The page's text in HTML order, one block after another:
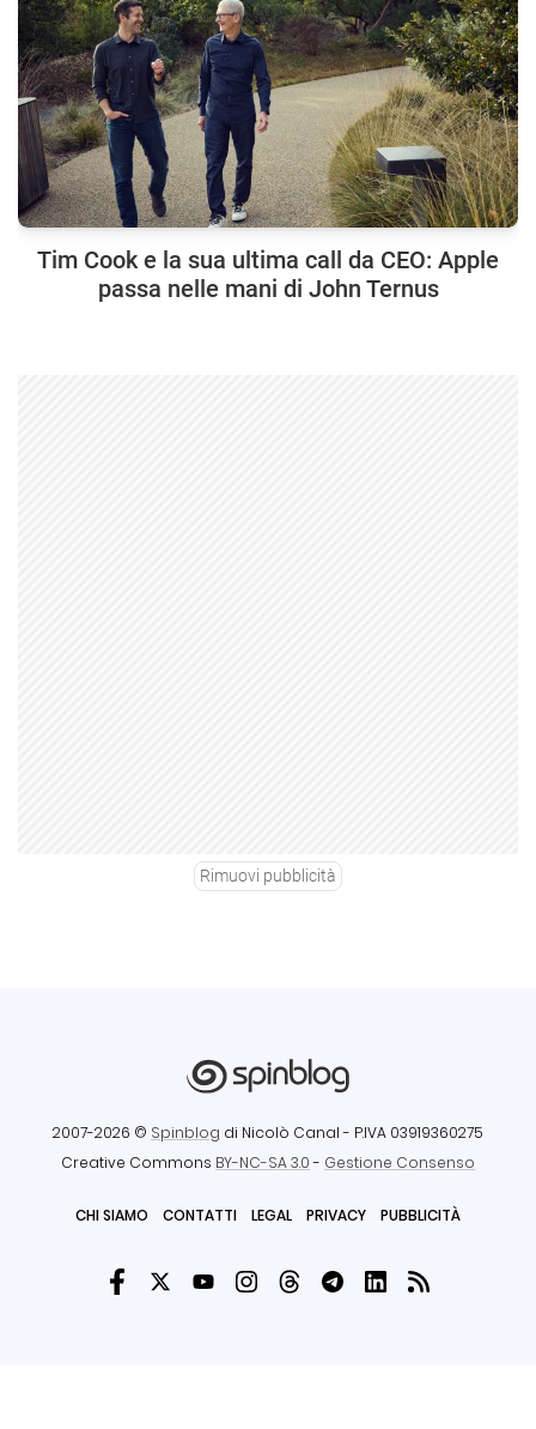
Tim Cook e la sua ultima call da CEO: Apple
passa nelle mani di John Ternus
Rimuovi pubblicità
2007-2026 © Spinblog di Nicolò Canal - P.IVA 03919360275
Creative Commons BY-NC-SA 3.0- Gestione Consenso
CHI SIAMO CONTATTI LEGAL PRIVACY PUBBLICITÀ